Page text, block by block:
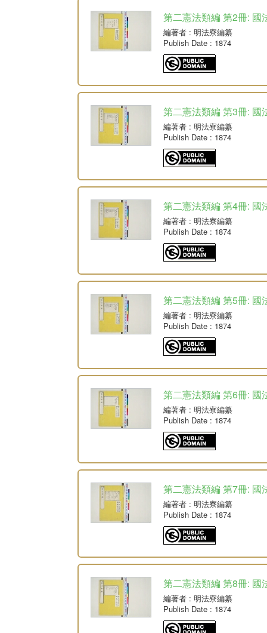
第二憲法類編 第2冊: 國
編著者 : 明法寮編纂
Publish Date : 1874
第二憲法類編 第3冊: 國
編著者 : 明法寮編纂
Publish Date : 1874
第二憲法類編 第4冊: 國
編著者 : 明法寮編纂
Publish Date : 1874
第二憲法類編 第5冊: 國
編著者 : 明法寮編纂
Publish Date : 1874
第二憲法類編 第6冊: 國
編著者 : 明法寮編纂
Publish Date : 1874
第二憲法類編 第7冊: 國
編著者 : 明法寮編纂
Publish Date : 1874
第二憲法類編 第8冊: 國
編著者 : 明法寮編纂
Publish Date : 1874